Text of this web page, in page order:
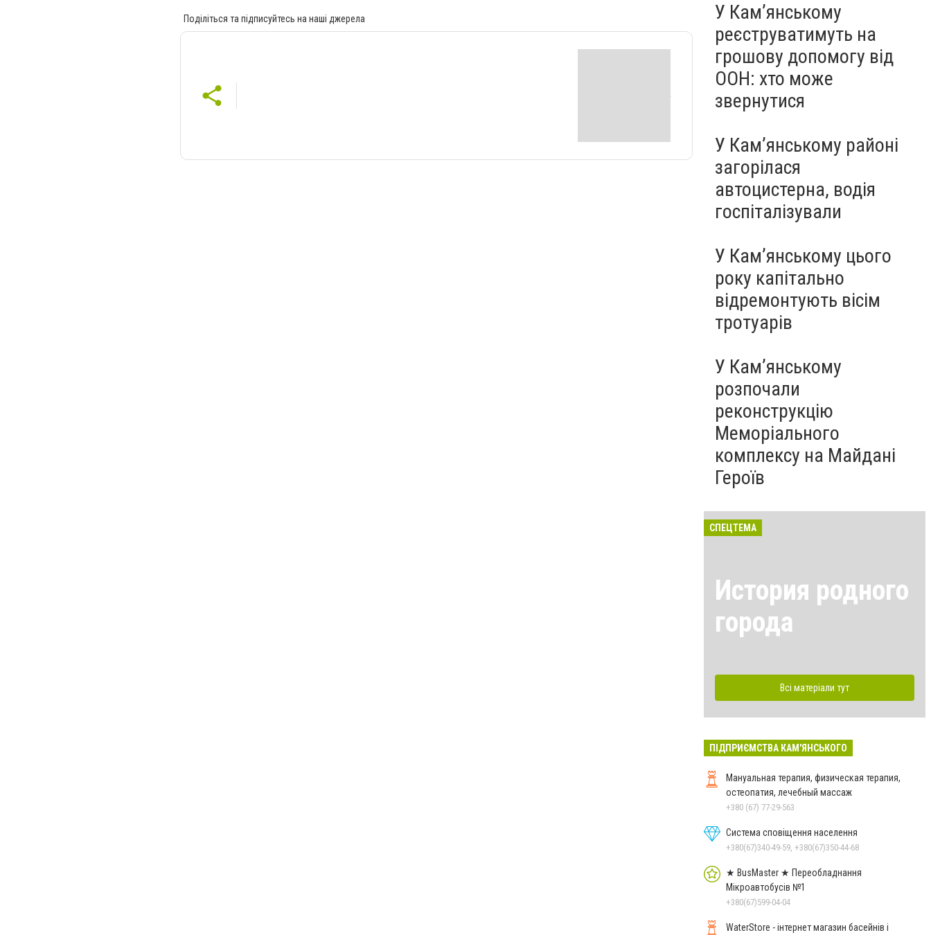
Поділіться та підписуйтесь на наші джерела
У Кам’янському
реєструватимуть на
грошову допомогу від
ООН: хто може
звернутися
У Кам’янському районі
загорілася
автоцистерна, водія
госпіталізували
У Кам’янському цього
року капітально
відремонтують вісім
тротуарів
У Кам’янському
розпочали
реконструкцію
Меморіального
комплексу на Майдані
Героїв
СПЕЦТЕМА
История родного
города
Всі матеріали тут
ПІДПРИЄМСТВА КАМ'ЯНСЬКОГО
Мануальная терапия, физическая терапия,
остеопатия, лечебный массаж
+380 (67) 77-29-563
Система сповіщення населення
+380(67)340-49-59, +380(67)350-44-68
★ BusMaster ★ Переобладнання
Мікроавтобусів №1
+380(67)599-04-04
WaterStore - інтернет магазин басейнів і